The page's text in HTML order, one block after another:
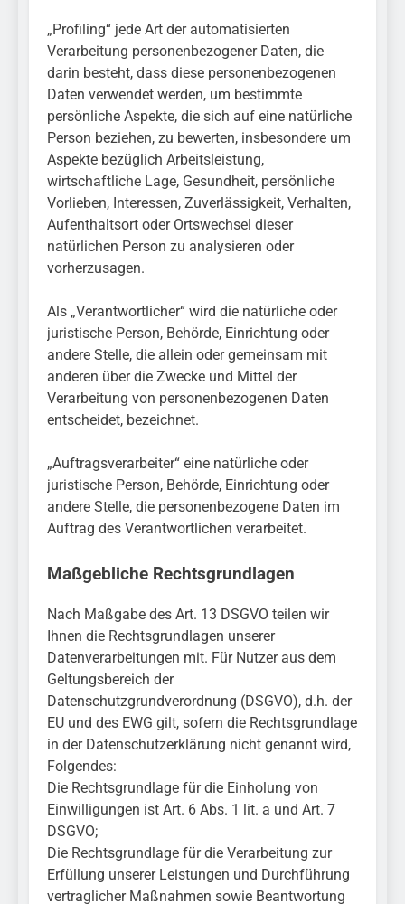
„Profiling“ jede Art der automatisierten
Verarbeitung personenbezogener Daten, die
darin besteht, dass diese personenbezogenen
Daten verwendet werden, um bestimmte
persönliche Aspekte, die sich auf eine natürliche
Person beziehen, zu bewerten, insbesondere um
Aspekte bezüglich Arbeitsleistung,
wirtschaftliche Lage, Gesundheit, persönliche
Vorlieben, Interessen, Zuverlässigkeit, Verhalten,
Aufenthaltsort oder Ortswechsel dieser
natürlichen Person zu analysieren oder
vorherzusagen.
Als „Verantwortlicher“ wird die natürliche oder
juristische Person, Behörde, Einrichtung oder
andere Stelle, die allein oder gemeinsam mit
anderen über die Zwecke und Mittel der
Verarbeitung von personenbezogenen Daten
entscheidet, bezeichnet.
„Auftragsverarbeiter“ eine natürliche oder
juristische Person, Behörde, Einrichtung oder
andere Stelle, die personenbezogene Daten im
Auftrag des Verantwortlichen verarbeitet.
Maßgebliche Rechtsgrundlagen
Nach Maßgabe des Art. 13 DSGVO teilen wir
Ihnen die Rechtsgrundlagen unserer
Datenverarbeitungen mit. Für Nutzer aus dem
Geltungsbereich der
Datenschutzgrundverordnung (DSGVO), d.h. der
EU und des EWG gilt, sofern die Rechtsgrundlage
in der Datenschutzerklärung nicht genannt wird,
Folgendes:
Die Rechtsgrundlage für die Einholung von
Einwilligungen ist Art. 6 Abs. 1 lit. a und Art. 7
DSGVO;
Die Rechtsgrundlage für die Verarbeitung zur
Erfüllung unserer Leistungen und Durchführung
vertraglicher Maßnahmen sowie Beantwortung